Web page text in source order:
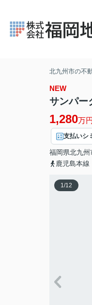
北九州市の不
NEW
サンパー
1,280万円
支払いシ
福岡県北九州
鹿児島本
1/12